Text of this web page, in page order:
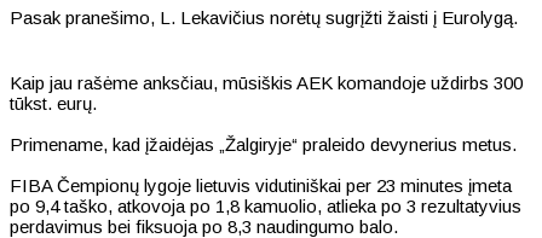
Pasak pranešimo, L. Lekavičius norėtų sugrįžti žaisti į Eurolygą.
Kaip jau rašėme anksčiau, mūsiškis AEK komandoje uždirbs 300
tūkst. eurų.
Primename, kad įžaidėjas „Žalgiryje“ praleido devynerius metus.
FIBA Čempionų lygoje lietuvis vidutiniškai per 23 minutes įmeta
po 9,4 taško, atkovoja po 1,8 kamuolio, atlieka po 3 rezultatyvius
perdavimus bei fiksuoja po 8,3 naudingumo balo.